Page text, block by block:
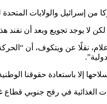
إسرائيل والولايات المتحدة
يوجد تجويع وبعد أن نفند
نقلًا عن ويتكوف، أن
إلا باستعادة حقوقنا
الغذائية في رفح جنوبي